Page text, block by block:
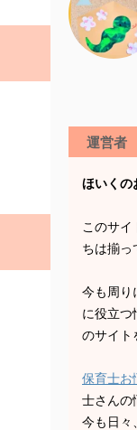
運営者
ほいくの
このサ
ちは揃っ
今も周り
に役立つ
のサイト
保育士お
士さんの
今も日々